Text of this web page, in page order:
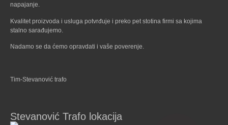
napajanje.
Kvalitet proizvoda i usluga potvrđuje i preko pet stotina firmi sa kojima
stalno sarađujemo.
Nadamo se da ćemo opravdati i vaše poverenje.
Tim-Stevanović trafo
Stevanović Trafo lokacija